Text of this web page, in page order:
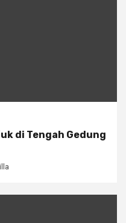
di Tengah Gedung